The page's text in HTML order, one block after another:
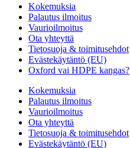
Kokemuksia
Palautus ilmoitus
Vaurioilmoitus
Ota yhteyttä
Tietosuoja & toimitusehdot
Evästekäytäntö (EU)
Oxford vai HDPE kangas?
Kokemuksia
Palautus ilmoitus
Vaurioilmoitus
Ota yhteyttä
Tietosuoja & toimitusehdot
Evästekäytäntö (EU)